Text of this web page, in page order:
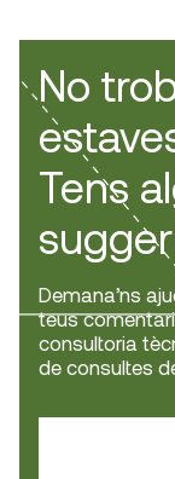
No
Tens
Demana’ns
teus
consultoria
de consultes